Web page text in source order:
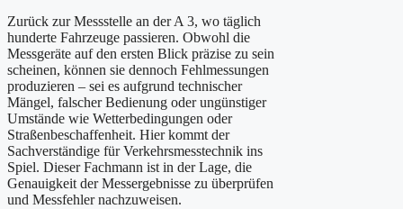
Zurück zur Messstelle an der A 3, wo täglich
hunderte Fahrzeuge passieren. Obwohl die
Messgeräte auf den ersten Blick präzise zu sein
scheinen, können sie dennoch Fehlmessungen
produzieren – sei es aufgrund technischer
Mängel, falscher Bedienung oder ungünstiger
Umstände wie Wetterbedingungen oder
Straßenbeschaffenheit. Hier kommt der
Sachverständige für Verkehrsmesstechnik ins
Spiel. Dieser Fachmann ist in der Lage, die
Genauigkeit der Messergebnisse zu überprüfen
und Messfehler nachzuweisen.